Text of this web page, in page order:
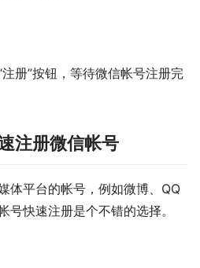
册”按钮，等待微信帐号注册完
注册微信帐号
体平台的帐号，例如微博、QQ
号快速注册是个不错的选择。